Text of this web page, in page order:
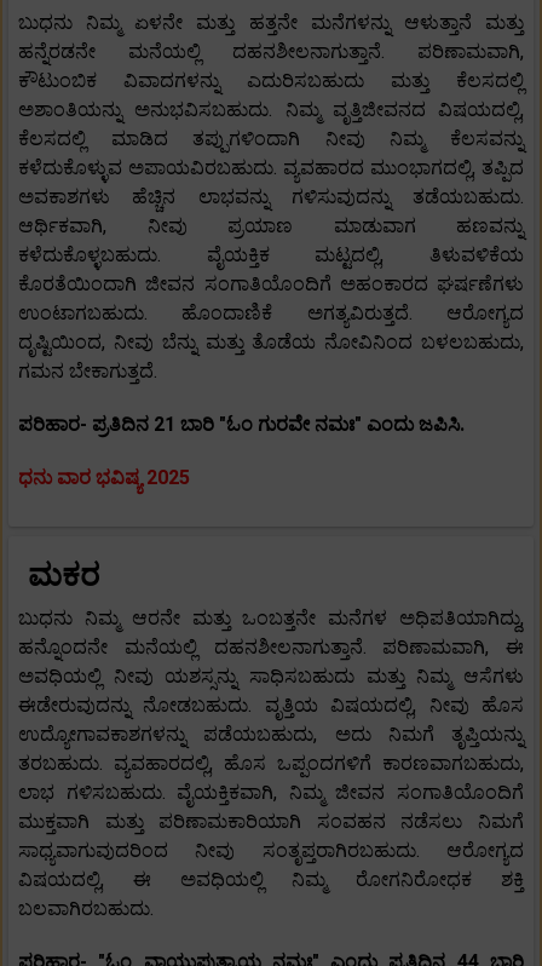
ಬುಧನು ನಿಮ್ಮ ಏಳನೇ ಮತ್ತು ಹತ್ತನೇ ಮನೆಗಳನ್ನು ಆಳುತ್ತಾನೆ ಮತ್ತು
ಹನ್ನೆರಡನೇ ಮನೆಯಲ್ಲಿ ದಹನಶೀಲನಾಗುತ್ತಾನೆ. ಪರಿಣಾಮವಾಗಿ,
ಕೌಟುಂಬಿಕ ವಿವಾದಗಳನ್ನು ಎದುರಿಸಬಹುದು ಮತ್ತು ಕೆಲಸದಲ್ಲಿ
ಅಶಾಂತಿಯನ್ನು ಅನುಭವಿಸಬಹುದು. ನಿಮ್ಮ ವೃತ್ತಿಜೀವನದ ವಿಷಯದಲ್ಲಿ,
ಕೆಲಸದಲ್ಲಿ ಮಾಡಿದ ತಪ್ಪುಗಳಿಂದಾಗಿ ನೀವು ನಿಮ್ಮ ಕೆಲಸವನ್ನು
ಕಳೆದುಕೊಳ್ಳುವ ಅಪಾಯವಿರಬಹುದು. ವ್ಯವಹಾರದ ಮುಂಭಾಗದಲ್ಲಿ, ತಪ್ಪಿದ
ಅವಕಾಶಗಳು ಹೆಚ್ಚಿನ ಲಾಭವನ್ನು ಗಳಿಸುವುದನ್ನು ತಡೆಯಬಹುದು.
ಆರ್ಥಿಕವಾಗಿ, ನೀವು ಪ್ರಯಾಣ ಮಾಡುವಾಗ ಹಣವನ್ನು
ಕಳೆದುಕೊಳ್ಳಬಹುದು. ವೈಯಕ್ತಿಕ ಮಟ್ಟದಲ್ಲಿ, ತಿಳುವಳಿಕೆಯ
ಕೊರತೆಯಿಂದಾಗಿ ಜೀವನ ಸಂಗಾತಿಯೊಂದಿಗೆ ಅಹಂಕಾರದ ಘರ್ಷಣೆಗಳು
ಉಂಟಾಗಬಹುದು. ಹೊಂದಾಣಿಕೆ ಅಗತ್ಯವಿರುತ್ತದೆ. ಆರೋಗ್ಯದ
ದೃಷ್ಟಿಯಿಂದ, ನೀವು ಬೆನ್ನು ಮತ್ತು ತೊಡೆಯ ನೋವಿನಿಂದ ಬಳಲಬಹುದು,
ಗಮನ ಬೇಕಾಗುತ್ತದೆ.
ಪರಿಹಾರ- ಪ್ರತಿದಿನ 21 ಬಾರಿ "ಓಂ ಗುರವೇ ನಮಃ" ಎಂದು ಜಪಿಸಿ.
ಧನು ವಾರ ಭವಿಷ್ಯ 2025
ಮಕರ
ಬುಧನು ನಿಮ್ಮ ಆರನೇ ಮತ್ತು ಒಂಬತ್ತನೇ ಮನೆಗಳ ಅಧಿಪತಿಯಾಗಿದ್ದು,
ಹನ್ನೊಂದನೇ ಮನೆಯಲ್ಲಿ ದಹನಶೀಲನಾಗುತ್ತಾನೆ. ಪರಿಣಾಮವಾಗಿ, ಈ
ಅವಧಿಯಲ್ಲಿ ನೀವು ಯಶಸ್ಸನ್ನು ಸಾಧಿಸಬಹುದು ಮತ್ತು ನಿಮ್ಮ ಆಸೆಗಳು
ಈಡೇರುವುದನ್ನು ನೋಡಬಹುದು. ವೃತ್ತಿಯ ವಿಷಯದಲ್ಲಿ, ನೀವು ಹೊಸ
ಉದ್ಯೋಗಾವಕಾಶಗಳನ್ನು ಪಡೆಯಬಹುದು, ಅದು ನಿಮಗೆ ತೃಪ್ತಿಯನ್ನು
ತರಬಹುದು. ವ್ಯವಹಾರದಲ್ಲಿ, ಹೊಸ ಒಪ್ಪಂದಗಳಿಗೆ ಕಾರಣವಾಗಬಹುದು,
ಲಾಭ ಗಳಿಸಬಹುದು. ವೈಯಕ್ತಿಕವಾಗಿ, ನಿಮ್ಮ ಜೀವನ ಸಂಗಾತಿಯೊಂದಿಗೆ
ಮುಕ್ತವಾಗಿ ಮತ್ತು ಪರಿಣಾಮಕಾರಿಯಾಗಿ ಸಂವಹನ ನಡೆಸಲು ನಿಮಗೆ
ಸಾಧ್ಯವಾಗುವುದರಿಂದ ನೀವು ಸಂತೃಪ್ತರಾಗಿರಬಹುದು. ಆರೋಗ್ಯದ
ವಿಷಯದಲ್ಲಿ, ಈ ಅವಧಿಯಲ್ಲಿ ನಿಮ್ಮ ರೋಗನಿರೋಧಕ ಶಕ್ತಿ
ಬಲವಾಗಿರಬಹುದು.